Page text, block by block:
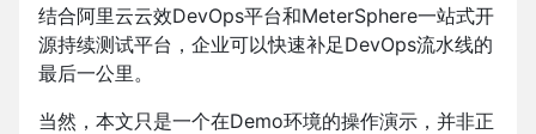
结合阿里云云效DevOps平台和MeterSphere一站式开
源持续测试平台，企业可以快速补足DevOps流水线的
最后一公里。
当然，本文只是一个在Demo环境的操作演示，并非正